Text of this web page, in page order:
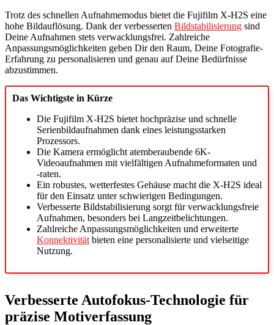
Trotz des schnellen Aufnahmemodus bietet die Fujifilm X-H2S eine
hohe Bildauflösung. Dank der verbesserten Bildstabilisierung sind
Deine Aufnahmen stets verwacklungsfrei. Zahlreiche
Anpassungsmöglichkeiten geben Dir den Raum, Deine Fotografie-
Erfahrung zu personalisieren und genau auf Deine Bedürfnisse
abzustimmen.
Das Wichtigste in Kürze
Die Fujifilm X-H2S bietet hochpräzise und schnelle
Serienbildaufnahmen dank eines leistungsstarken
Prozessors.
Die Kamera ermöglicht atemberaubende 6K-
Videoaufnahmen mit vielfältigen Aufnahmeformaten und
-raten.
Ein robustes, wetterfestes Gehäuse macht die X-H2S ideal
für den Einsatz unter schwierigen Bedingungen.
Verbesserte Bildstabilisierung sorgt für verwacklungsfreie
Aufnahmen, besonders bei Langzeitbelichtungen.
Zahlreiche Anpassungsmöglichkeiten und erweiterte
Konnektivität bieten eine personalisierte und vielseitige
Nutzung.
Verbesserte Autofokus-Technologie für
präzise Motiverfassung